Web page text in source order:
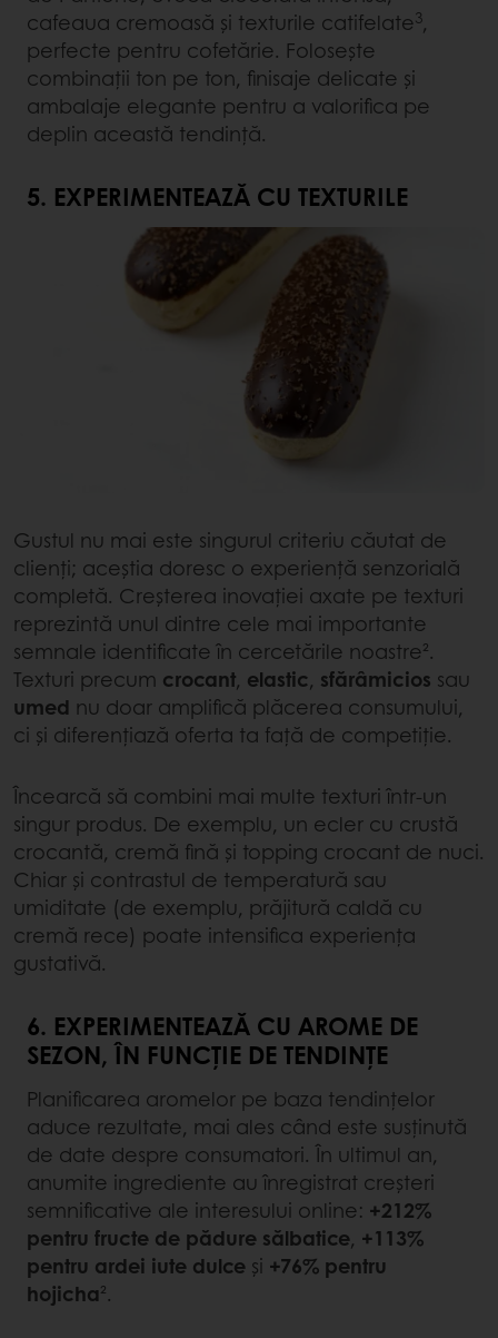
cafeaua cremoasă și texturile catifelate3,
perfecte pentru cofetărie. Folosește
combinații ton pe ton, finisaje delicate și
ambalaje elegante pentru a valorifica pe
deplin această tendință.
5. EXPERIMENTEAZĂ CU TEXTURILE
Gustul nu mai este singurul criteriu căutat de
clienți; aceștia doresc o experiență senzorială
completă. Creșterea inovației axate pe texturi
reprezintă unul dintre cele mai importante
semnale identificate în cercetările noastre².
Texturi precum crocant, elastic, sfărâmicios sau
umed nu doar amplifică plăcerea consumului,
ci și diferențiază oferta ta față de competiție.
Încearcă să combini mai multe texturi într-un
singur produs. De exemplu, un ecler cu crustă
crocantă, cremă fină și topping crocant de nuci.
Chiar și contrastul de temperatură sau
umiditate (de exemplu, prăjitură caldă cu
cremă rece) poate intensifica experiența
gustativă.
6. EXPERIMENTEAZĂ CU AROME DE
SEZON, ÎN FUNCȚIE DE TENDINȚE
Planificarea aromelor pe baza tendințelor
aduce rezultate, mai ales când este susținută
de date despre consumatori. În ultimul an,
anumite ingrediente au înregistrat creșteri
semnificative ale interesului online: +212%
pentru fructe de pădure sălbatice, +113%
pentru ardei iute dulce și +76% pentru
hojicha².